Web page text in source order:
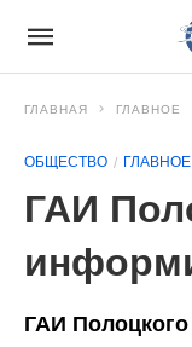
ГЛАВНАЯ ГЛАВНОЕ
ОБЩЕСТВО ГЛАВНОЕ
ГАИ
ГАИ